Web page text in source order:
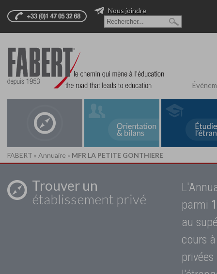
Nous joindre
FABERT » Annuaire » MFR LA PETITE GONTHIERE
Trouver un
établissement privé
parmi
au
cours